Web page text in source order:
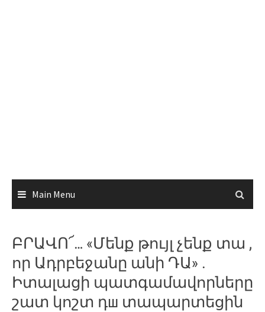
Main Menu
ԲՐԱՎՈ՜… «Մենք թույլ չենք տա ,
որ Ադրբեջանը անի ԴԱ» .
Իտալացի պատգամավորները
շատ կոշտ դш տապարտեցին